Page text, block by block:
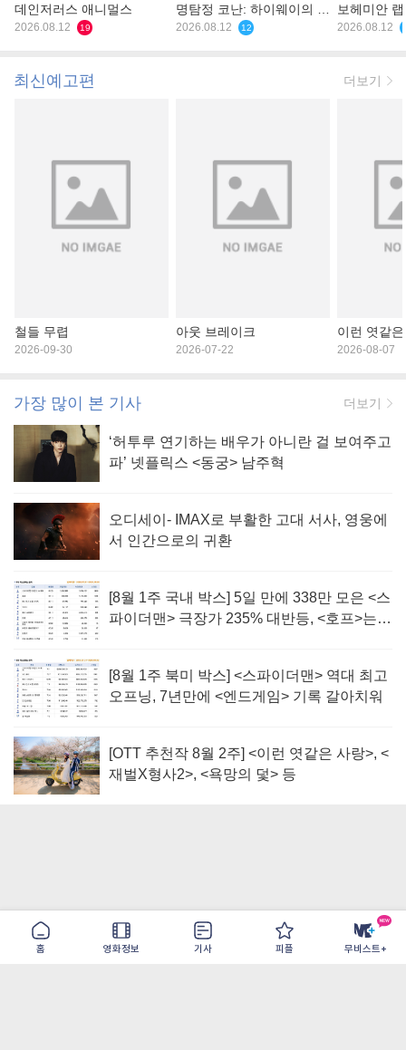
홈 영화정보 기사 피플 무비스트+
데인저러스 애니멀스
2026.08.12 19
명탐정 코난: 하이웨이의 타
천사
2026.08.12 12
보헤미안
2026.08.12
최신예고편 더보기
철들 무렵
2026-09-30
아웃 브레이크
2026-07-22
이런 엿같
2026-08-07
가장 많이 본 기사 더보기
‘허투루 연기하는 배우가 아니란 걸 보여주고
파’ 넷플릭스 <동궁> 남주혁
오디세이- IMAX로 부활한 고대 서사, 영웅에
서 인간으로의 귀환
[8월 1주 국내 박스] 5일 만에 338만 모은 <스
파이더맨> 극장가 235% 대반등, <호프>는
[8월 1주 북미 박스] <스파이더맨> 역대 최고
오프닝, 7년만에 <엔드게임> 기록 갈아치워
[OTT 추천작 8월 2주] <이런 엿같은 사랑>, <
재벌X형사2>, <욕망의 덫> 등